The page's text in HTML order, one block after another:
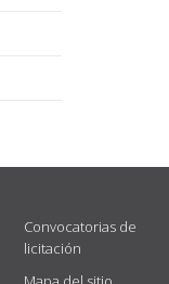
Convocatorias de
licitación